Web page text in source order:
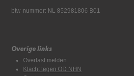
btw-nummer: NL 852981806 B01
Overige links
Overlast melden
Klacht tegen OD NHN